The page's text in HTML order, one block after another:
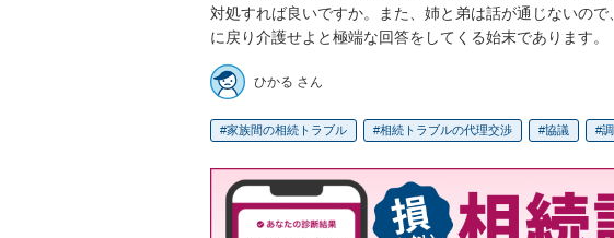
対処すれば良いですか。また、姉と弟は話が通じないの
に戻り介護せよと極端な回答をしてくる始末であります。
ひかる さん
家族間の相続トラブル 相続トラブルの代理交渉 協議